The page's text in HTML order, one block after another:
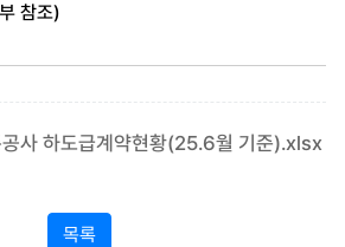
참조)
사 하도급계약현황(25.6월 기준).xlsx
목록